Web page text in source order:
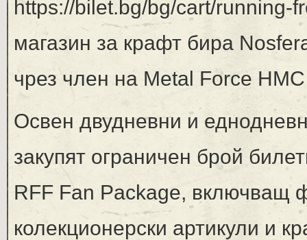
https://bilet.bg/bg/cart/running-
магазин за крафт бира
чрез член на Metal Force HMC
Освен двудневни и
закупят ограничен брой
RFF Fan Package, включващ
колекционерски артикули и